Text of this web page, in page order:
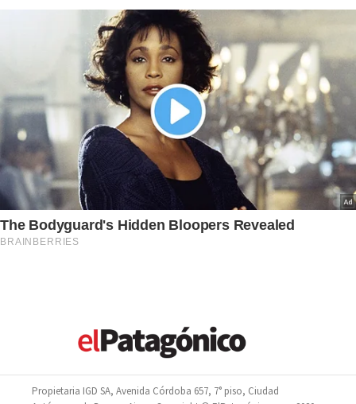
Propietaria IGD SA, Avenida Córdoba 657, 7° piso, Ciudad